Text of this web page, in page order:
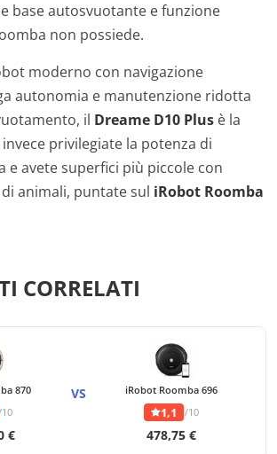
base autosvuotante e funzione
non possiede.
moderno con navigazione
autonomia e manutenzione ridotta
il Dreame D10 Plus è la
privilegiate la potenza di
e avete superfici più piccole con
animali, puntate sul iRobot Roomba
CORRELATI
870
€
VS iRobot Roomba 696
1,1 /10
478,75 €